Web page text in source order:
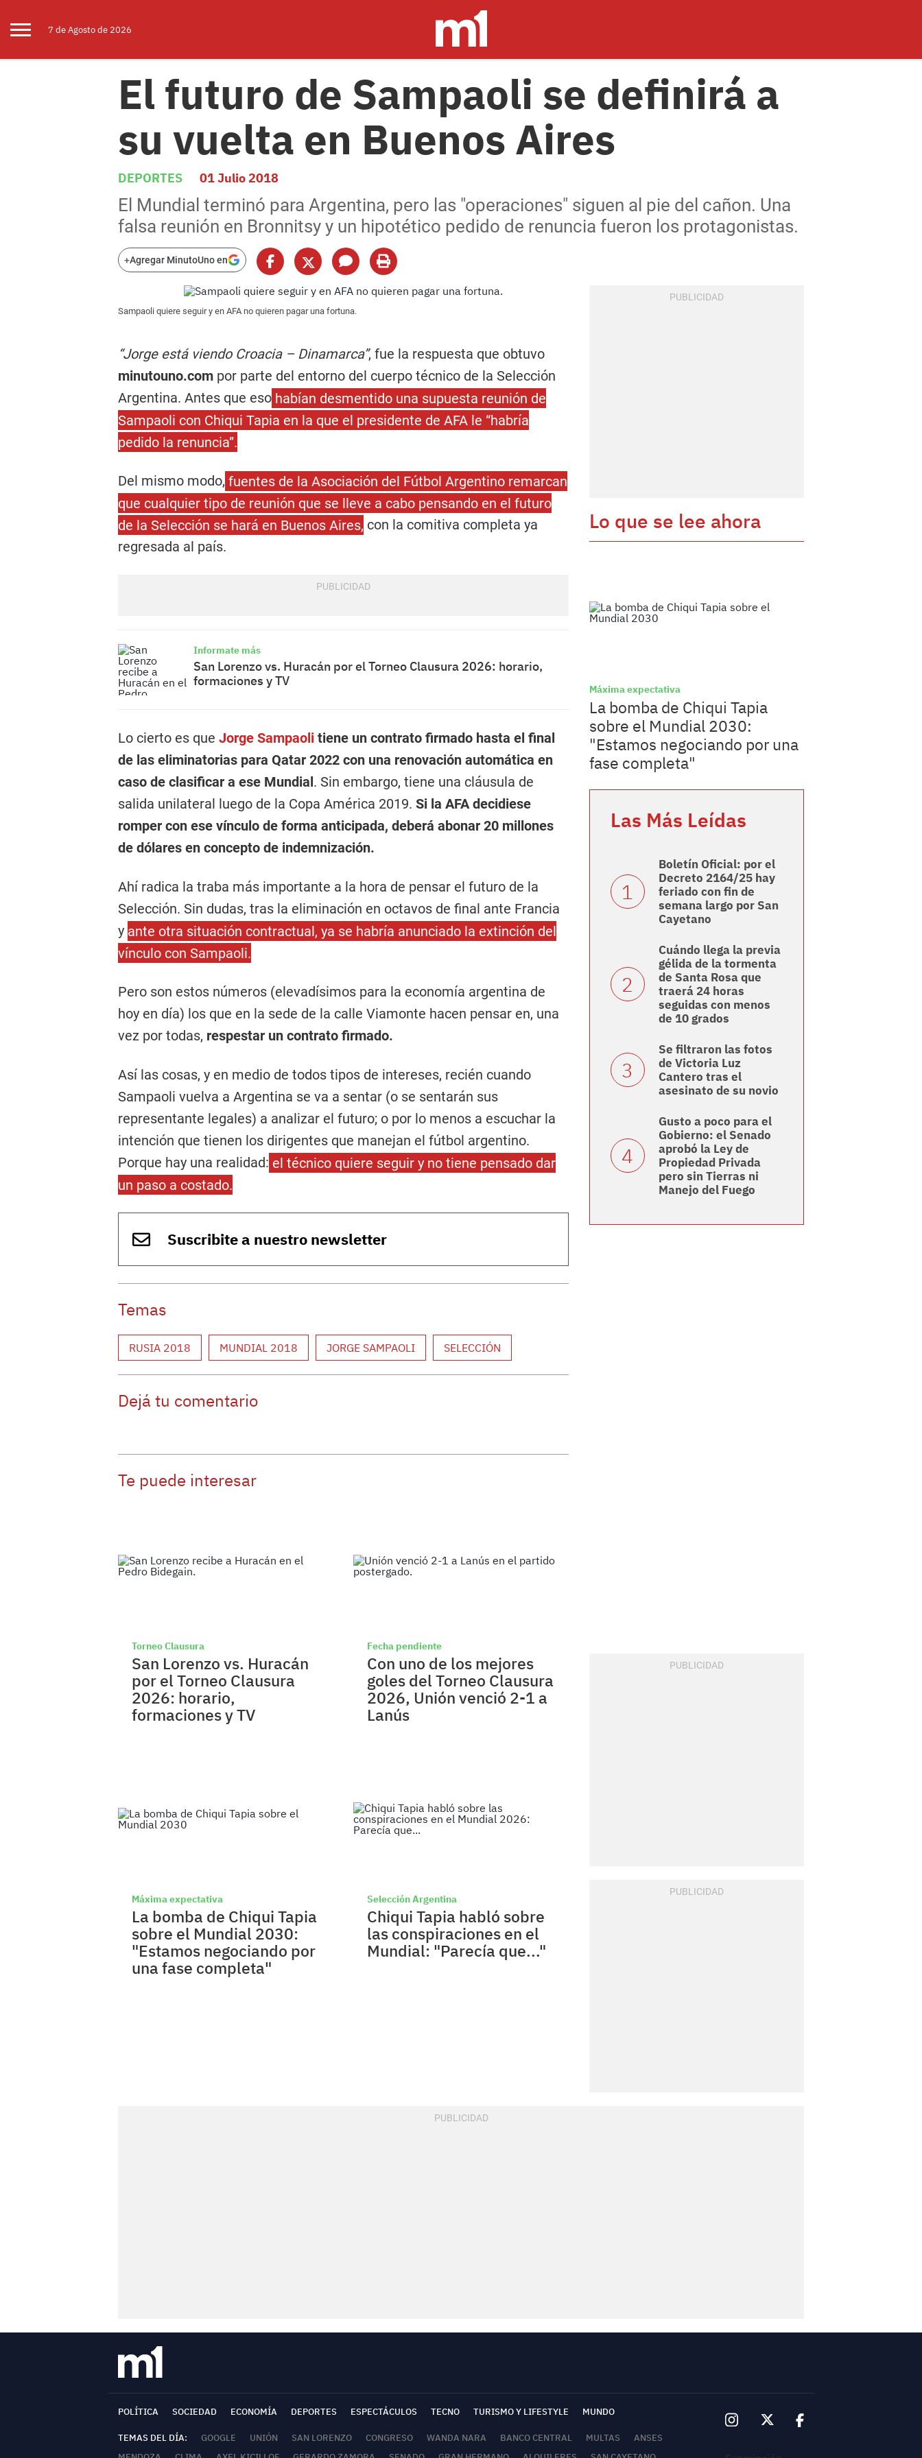
7 deAgostode 2026
El futuro de Sampaoli se definirá a
su vuelta en Buenos Aires
DEPORTES 01 Julio 2018
El Mundial terminó para Argentina, pero las "operaciones" siguen al pie del cañon. Una
falsa reunión en Bronnitsy y un hipotético pedido de renuncia fueron los protagonistas.
+Agregar MinutoUno en
Sampaoli quiere seguir y en AFA no quieren pagar una fortuna.
“Jorge está viendo Croacia – Dinamarca”, fue la respuesta que obtuvo
minutouno.com por parte del entorno del cuerpo técnico de la Selección
Argentina. Antes que eso habían desmentido una supuesta reunión de
Sampaoli con Chiqui Tapia en la que el presidente de AFA le “habría
pedido la renuncia”.
Del mismo modo, fuentes de la Asociación del Fútbol Argentino remarcan
que cualquier tipo de reunión que se lleve a cabo pensando en el futuro
de la Selección se hará en Buenos Aires, con la comitiva completa ya
regresada al país.
Informate más
San Lorenzo vs. Huracán por el Torneo Clausura 2026: horario,
formaciones y TV
Lo cierto es que Jorge Sampaoli tiene un contrato firmado hasta el final
de las eliminatorias para Qatar 2022 con una renovación automática en
caso de clasificar a ese Mundial. Sin embargo, tiene una cláusula de
salida unilateral luego de la Copa América 2019. Si la AFA decidiese
romper con ese vínculo de forma anticipada, deberá abonar 20 millones
de dólares en concepto de indemnización.
Ahí radica la traba más importante a la hora de pensar el futuro de la
Selección. Sin dudas, tras la eliminación en octavos de final ante Francia
y ante otra situación contractual, ya se habría anunciado la extinción del
vínculo con Sampaoli.
Pero son estos números (elevadísimos para la economía argentina de
hoy en día) los que en la sede de la calle Viamonte hacen pensar en, una
vez por todas, respestar un contrato firmado.
Así las cosas, y en medio de todos tipos de intereses, recién cuando
Sampaoli vuelva a Argentina se va a sentar (o se sentarán sus
representante legales) a analizar el futuro; o por lo menos a escuchar la
intención que tienen los dirigentes que manejan el fútbol argentino.
Porque hay una realidad: el técnico quiere seguir y no tiene pensado dar
un paso a costado.
Suscribite a nuestro newsletter
Temas
RUSIA 2018 MUNDIAL 2018 JORGE SAMPAOLI SELECCIÓN
Dejá tu comentario
Te puede interesar
Torneo Clausura
San Lorenzo vs. Huracán
por el Torneo Clausura
2026: horario,
formaciones y TV
Fecha pendiente
Con uno de los mejores
goles del Torneo Clausura
2026, Unión venció 2-1 a
Lanús
Máxima expectativa
La bomba de Chiqui Tapia
sobre el Mundial 2030:
"Estamos negociando por
una fase completa"
Selección Argentina
Chiqui Tapia habló sobre
las conspiraciones en el
Mundial: "Parecía que..."
Lo que se lee ahora
Máxima expectativa
La bomba de Chiqui Tapia
sobre el Mundial 2030:
"Estamos negociando por una
fase completa"
Las Más Leídas
Boletín Oficial: por el
Decreto 2164/25 hay
feriado con fin de
semana largo por San
Cayetano
Cuándo llega la previa
gélida de la tormenta
de Santa Rosa que
traerá 24 horas
seguidas con menos
de 10 grados
Se filtraron las fotos
de Victoria Luz
Cantero tras el
asesinato de su novio
Gusto a poco para el
Gobierno: el Senado
aprobó la Ley de
Propiedad Privada
pero sin Tierras ni
Manejo del Fuego
POLÍTICA SOCIEDAD ECONOMÍA DEPORTES ESPECTÁCULOS TECNO TURISMO Y LIFESTYLE MUNDO
TEMAS DEL DÍA: GOOGLE UNIÓN SAN LORENZO CONGRESO WANDA NARA BANCO CENTRAL MULTAS
ANSES